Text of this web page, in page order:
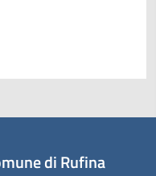
di Rufina